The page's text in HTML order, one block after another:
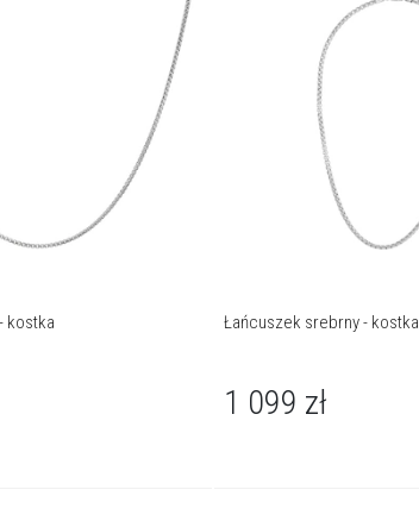
kostka Łańcuszek srebrny - kostka
1 099 zł